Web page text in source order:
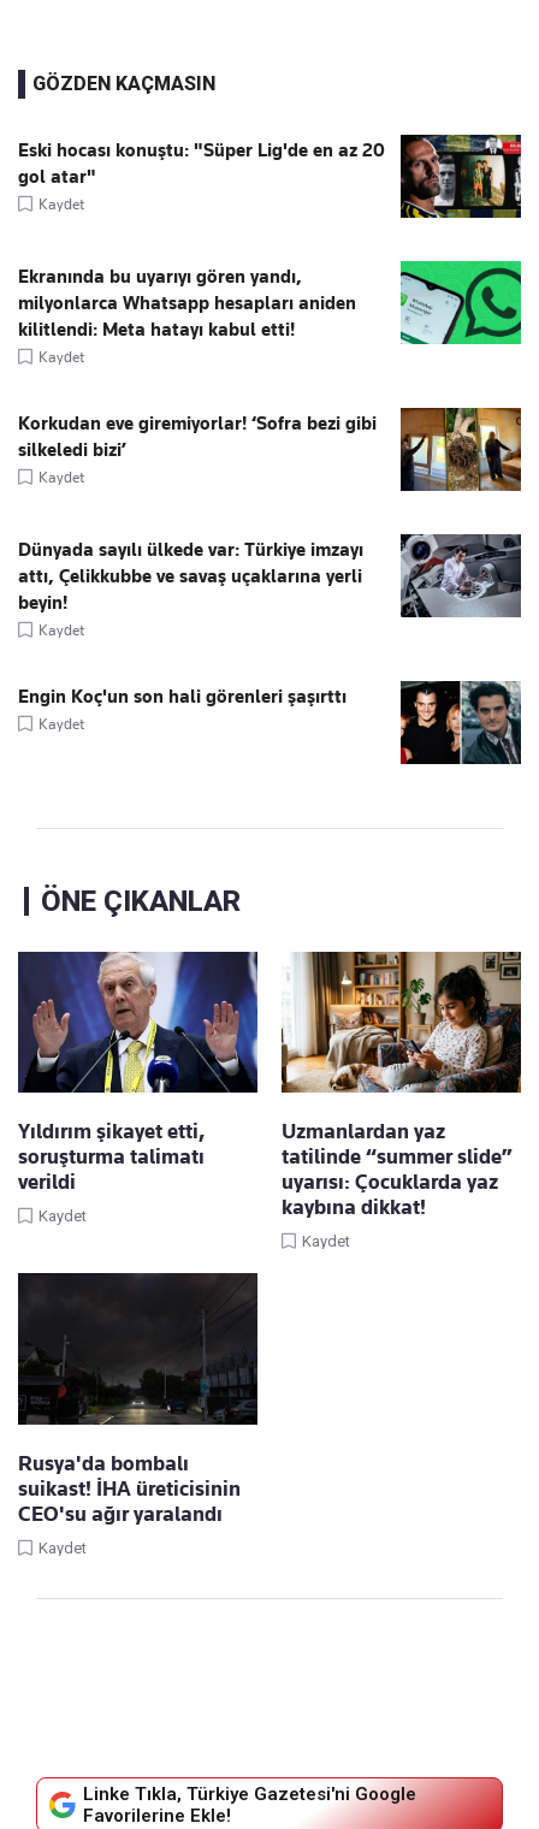
GÖZDEN KAÇMASIN
Eski hocası konuştu: "Süper Lig'de en az 20
gol atar"
Kaydet
Ekranında bu uyarıyı gören yandı,
milyonlarca Whatsapp hesapları aniden
kilitlendi: Meta hatayı kabul etti!
Kaydet
Korkudan eve giremiyorlar! ‘Sofra bezi gibi
silkeledi bizi’
Kaydet
Dünyada sayılı ülkede var: Türkiye imzayı
attı, Çelikkubbe ve savaş uçaklarına yerli
beyin!
Kaydet
Engin Koç'un son hali görenleri şaşırttı
Kaydet
ÖNE ÇIKANLAR
Yıldırım şikayet etti,
soruşturma talimatı
verildi
Kaydet
Uzmanlardan yaz
tatilinde “summer slide”
uyarısı: Çocuklarda yaz
kaybına dikkat!
Kaydet
Rusya'da bombalı
suikast! İHA üreticisinin
CEO'su ağır yaralandı
Kaydet
Linke Tıkla, Türkiye Gazetesi'ni Google
Favorilerine Ekle!